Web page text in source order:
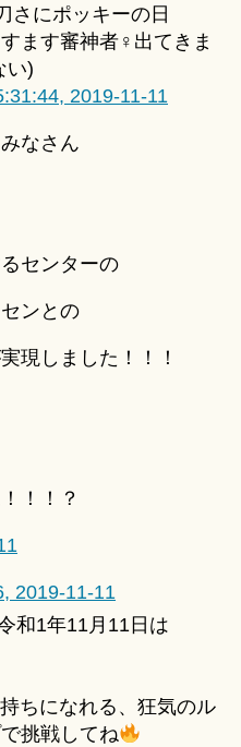
さにポッキーの日
ます審神者♀出てきま
い)
2019-11-11
なさん
センターの
ンとの
現しました！！！
！！？
2019-11-11
和1年11月11日は
ちになれる、狂気のル
挑戦してね